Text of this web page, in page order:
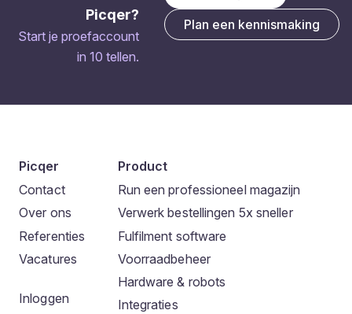
Picqer?
Start je proefaccount
in 10 tellen.
Plan een kennismaking
Picqer
Contact
Over ons
Referenties
Vacatures
Inloggen
Product
Run een professioneel magazijn
Verwerk bestellingen 5x sneller
Fulfilment software
Voorraadbeheer
Hardware & robots
Integraties